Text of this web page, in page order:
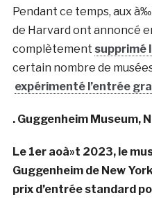
Pendant ce temps, aux
de Harvard ont annoncé
complètement supprimé
certain nombre de
expérimenté l’entrée
. Guggenheim Museum,
Le 1er aoà»t 2023, le
Guggenheim de New
prix d’entrée standard